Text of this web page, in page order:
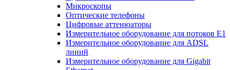
Микроскопы
Оптические телефоны
Цифровые аттенюаторы
Измерительное оборудование для потоков Е1
Измерительное оборудование для ADSL
линий
Измерительное оборудование для Gigabit